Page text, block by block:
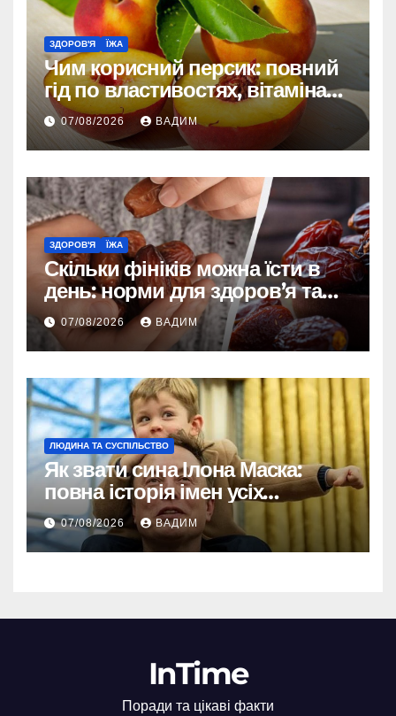
ЗДОРОВ'Я ЇЖА
Чим корисний персик: повний
гід по властивостях, вітамінах і
впливі на організм
07/08/2026 ВАДИМ
ЗДОРОВ'Я ЇЖА
Скільки фініків можна їсти в
день: норми для здоров’я та
енергії
07/08/2026 ВАДИМ
ЛЮДИНА ТА СУСПІЛЬСТВО
Як звати сина Ілона Маска:
повна історія імен усіх
хлопчиків мільярдера
07/08/2026 ВАДИМ
InTime
Поради та цікаві факти